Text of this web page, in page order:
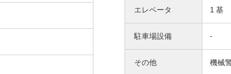
エレベータ 1 基
駐車場設備 -
その他 機械